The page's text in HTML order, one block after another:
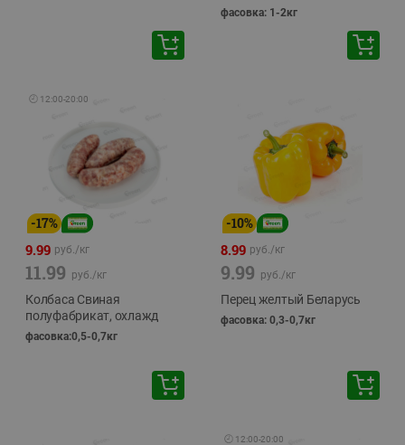
фасовка: 1-2кг
🕘 12:00-20:00
-17%
9.99 руб./кг
11.99 руб./кг
Колбаса Свиная
полуфабрикат, охлажд
фасовка:0,5-0,7кг
-10%
8.99 руб./кг
9.99 руб./кг
Перец желтый Беларусь
фасовка: 0,3-0,7кг
🕘 12:00-20:00